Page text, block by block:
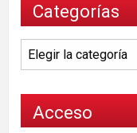
Categorías
Categorías
Acceso